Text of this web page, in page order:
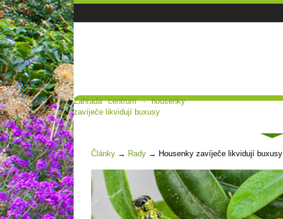
Zahrada centrum - housenky
zavíječe likvidují buxusy
Hlavní strana Poradna a diskuse
Články → Rady → Housenky zavíječe likvidují buxusy